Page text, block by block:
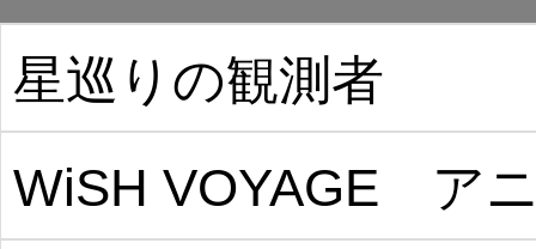
星巡りの観測者
WiSH VOYAGE ア